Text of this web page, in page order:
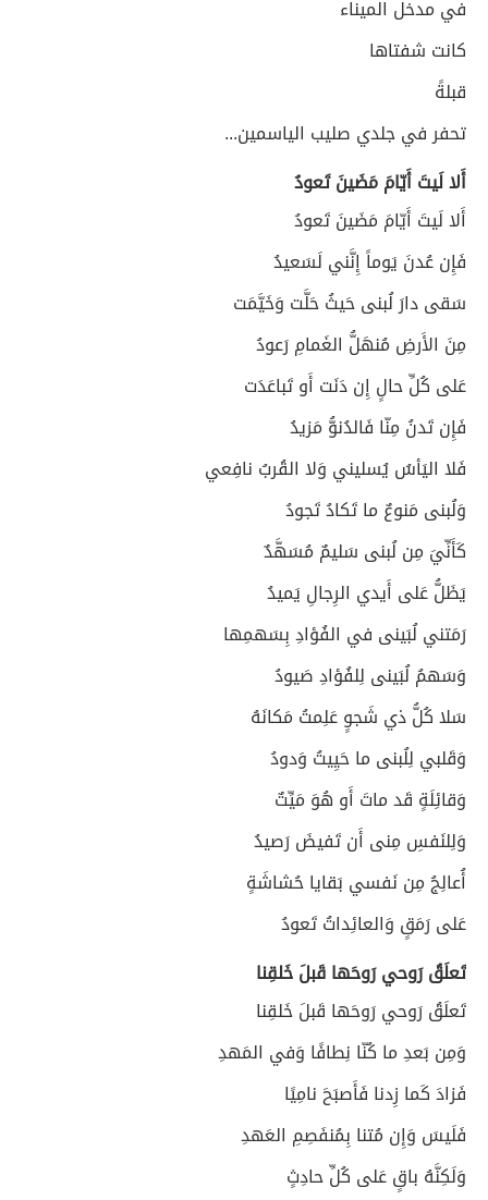
في مدخل الميناء
كانت شفتاها
قبلةً
تحفر في جلدي صليب الياسمين...
أَلا لَيتَ أَيّامَ مَضَينَ تَعودُ
أَلا لَيتَ أَيّامَ مَضَينَ تَعودُ
فَإِن عُدنَ يَوماً إِنَّني لَسَعيدُ
سَقى دارَ لُبنى حَيثُ حَلَّت وَخَيَّمَت
مِنَ الأَرضِ مُنهَلُّ الغَمامِ رَعودُ
عَلى كُلِّ حالٍ إِن دَنَت أَو تَباعَدَت
فَإِن تَدنُ مِنّا فَالدُنوُّ مَزيدُ
فَلا اليَأسُ يُسليني وَلا القُربُ نافِعي
وَلُبنى مَنوعٌ ما تَكادُ تَجودُ
كَأَنِّيَ مِن لُبنى سَليمٌ مُسَهَّدٌ
يَظَلُّ عَلى أَيدي الرِجالِ يَميدُ
رَمَتني لُبَينى في الفُؤادِ بِسَهمِها
وَسَهمُ لُبَينى لِلفُؤادِ صَيودُ
سَلا كُلُّ ذي شَجوٍ عَلِمتُ مَكانَهُ
وَقَلبي لِلُبنى ما حَيِيتُ وَدودُ
وَقائِلَةٍ قَد ماتَ أَو هُوَ مَيِّتٌ
وَلِلنَفسِ مِنى أَن تَفيضَ رَصيدُ
أُعالِجُ مِن نَفسي بَقايا حُشاشَةٍ
عَلى رَمَقٍ وَالعائِداتُ تَعودُ
تَعلَقُ رَوحي رَوحَها قَبلَ خَلقِنا
تَعلَقُ رَوحي رَوحَها قَبلَ خَلقِنا
وَمِن بَعدِ ما كُنّا نِطافًا وَفي المَهدِ
فَزادَ كَما زِدنا فَأَصبَحَ نامِيًا
فَلَيسَ وَإِن مُتنا بِمُنفَصِمِ العَهدِ
وَلَكِنَّهُ باقٍ عَلى كُلِّ حادِثٍ